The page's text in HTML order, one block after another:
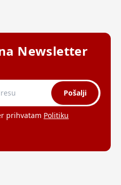
Newsletter
Pošalji
prihvatam Politiku